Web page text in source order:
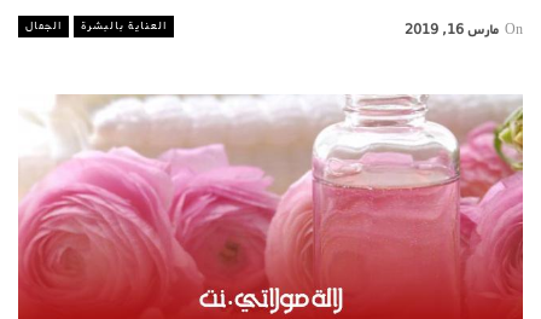
العناية بالبشرة الجمال On مارس 16, 2019